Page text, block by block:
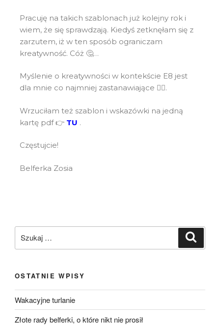
Pracuję na takich szablonach już kolejny rok i
wiem, że się sprawdzają. Kiedyś zetknęłam się z
zarzutem, iż w ten sposób ograniczam
kreatywność. Cóż 🤔…
Myślenie o kreatywności w kontekście E8 jest
dla mnie co najmniej zastanawiające 🙅‍♀️.
Wrzuciłam też szablon i wskazówki na jedną
kartę pdf 👉 TU .
Częstujcie!
Belferka Zosia
OSTATNIE WPISY
Wakacyjne turlanie
Złote rady belferki, o które nikt nie prosił